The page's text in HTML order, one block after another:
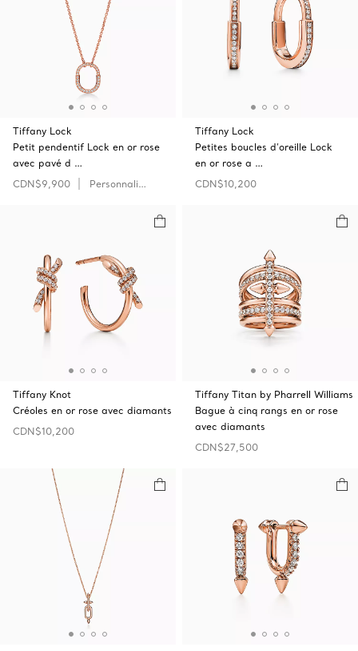
Tiffany Lock
Petit pendentif Lock en or rose
avec pavé d …
CDN$9,900
Personnaliser
Tiffany Lock
Petites boucles d’oreille Lock
en or rose a …
CDN$10,200
Tiffany Knot
Créoles en or rose avec diamants
CDN$10,200
Tiffany Titan by Pharrell Williams
Bague à cinq rangs en or rose
avec diamants
CDN$27,500